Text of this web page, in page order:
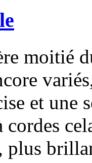
moitié
et une
plus